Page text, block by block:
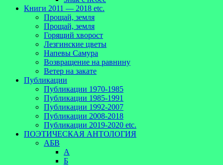
Книги 2011 — 2018 etc.
Прощай, земля
Прощай, земля
Горящий хворост
Лезгинские цветы
Напевы Самура
Возвращение на равнину
Ветер на закате
Публикации
Публикации 1970-1985
Публикации 1985-1991
Публикации 1992-2007
Публикации 2008-2018
Публикации 2019-2020 etc.
ПОЭТИЧЕСКАЯ АНТОЛОГИЯ
АБВ
А
Б